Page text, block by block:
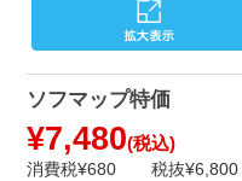
ソフマップ特価
¥7,480(税込)
消費税¥680 税抜¥6,800